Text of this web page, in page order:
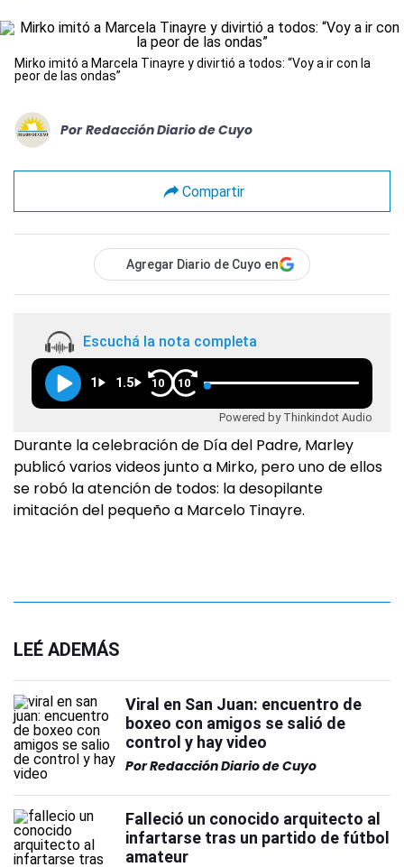
Mirko imitó a Marcela Tinayre y divirtió a todos: “Voy a ir con la
peor de las ondas”
Por Redacción Diario de Cuyo
Compartir
Agregar Diario de Cuyo en
Escuchá la nota completa
1 1.5 10 10
Powered by Thinkindot Audio
Durante la celebración de Día del Padre, Marley
publicó varios videos junto a Mirko, pero uno de ellos
se robó la atención de todos: la desopilante
imitación del pequeño a Marcelo Tinayre.
LEÉ ADEMÁS
Viral en San Juan: encuentro de
boxeo con amigos se salió de
control y hay video
PorRedacción Diario de Cuyo
Falleció un conocido arquitecto al
infartarse tras un partido de fútbol
amateur